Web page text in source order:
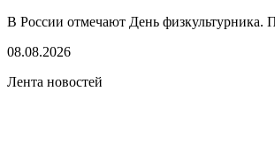
В России отмечают День физкультурника.
08.08.2026
Лента новостей